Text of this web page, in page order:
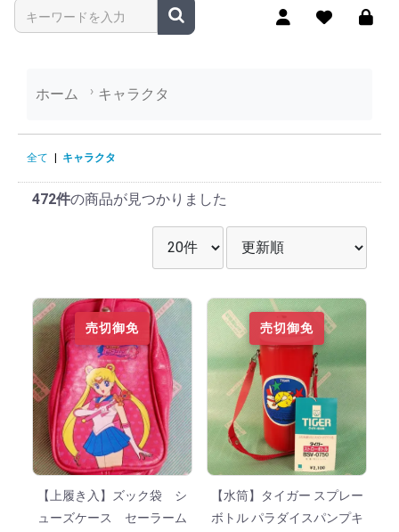
商品名やキーワードを入力
ホーム キャラクタ
キャラクタの商品一覧
全て キャラクタ
472件の商品が見つかりました
並び順を選択
売切御免
【上履き入】ズック袋 シ
ューズケース セーラーム
売切御免
【水筒】タイガー スプレー
ボトル パラダイスパンプキ